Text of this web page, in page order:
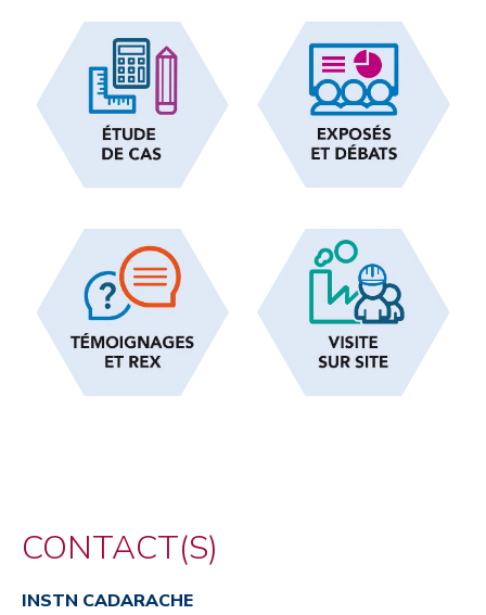
CONTACT(S)
INSTN CADARACHE